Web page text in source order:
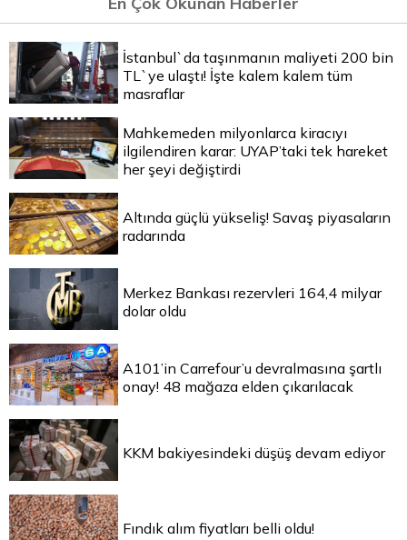
İstanbul`da taşınmanın maliyeti 200 bin
TL`ye ulaştı! İşte kalem kalem tüm
masraflar
Mahkemeden milyonlarca kiracıyı
ilgilendiren karar: UYAP’taki tek hareket
her şeyi değiştirdi
Altında güçlü yükseliş! Savaş piyasaların
radarında
Merkez Bankası rezervleri 164,4 milyar
dolar oldu
A101’in Carrefour’u devralmasına şartlı
onay! 48 mağaza elden çıkarılacak
KKM bakiyesindeki düşüş devam ediyor
Fındık alım fiyatları belli oldu!